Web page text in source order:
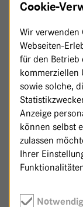
Zurück zur
Cookie-
Wir verwenden
Webseiten-
für den Betrieb
kommerziellen
sowie solche,
Anzeige
können selbst
zulassen
Ihrer
Notwendig